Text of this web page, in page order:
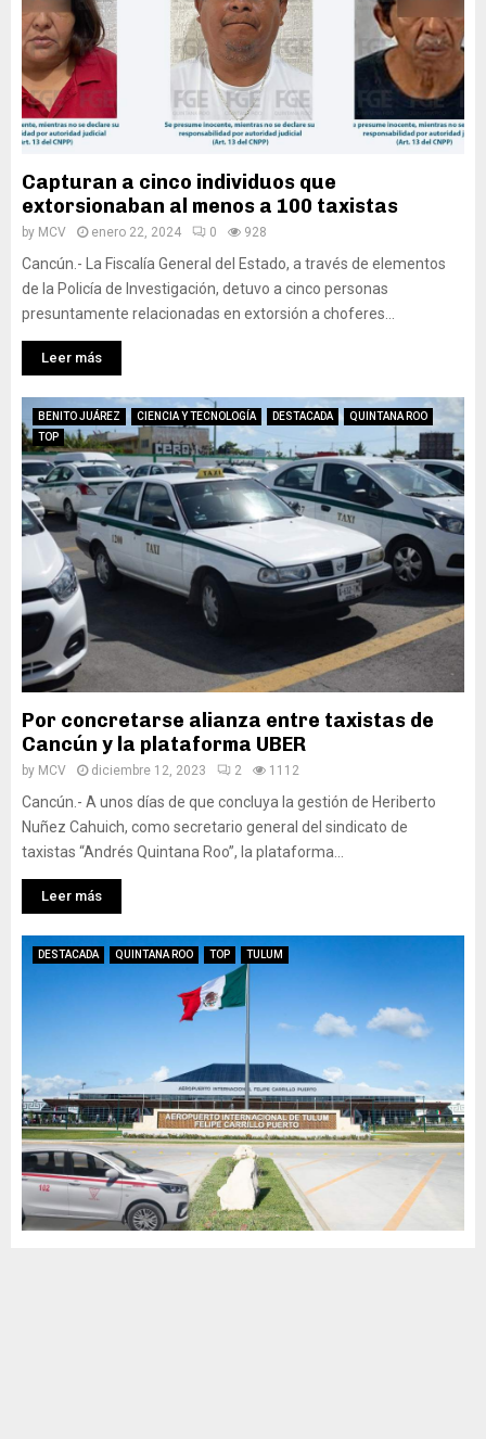
Capturan a cinco individuos que
extorsionaban al menos a 100 taxistas
by MCV enero 22, 2024 0 928
Cancún.- La Fiscalía General del Estado, a través de elementos
de la Policía de Investigación, detuvo a cinco personas
presuntamente relacionadas en extorsión a choferes...
Leer más
BENITO JUÁREZ CIENCIA Y TECNOLOGÍA DESTACADA
QUINTANA ROO
TOP
Por concretarse alianza entre taxistas de
Cancún y la plataforma UBER
by MCV diciembre 12, 2023 2 1112
Cancún.- A unos días de que concluya la gestión de Heriberto
Nuñez Cahuich, como secretario general del sindicato de
taxistas “Andrés Quintana Roo”, la plataforma...
Leer más
DESTACADA QUINTANA ROO TOP TULUM